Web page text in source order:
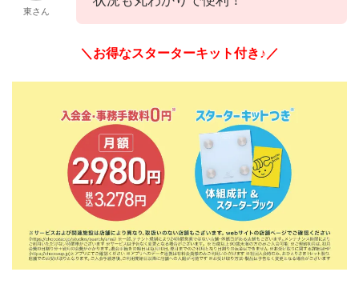
東さん
＼お得なスターターキット付き♪／